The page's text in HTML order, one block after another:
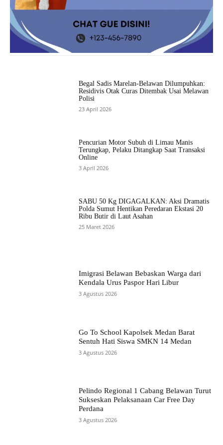
Begal Sadis Marelan-Belawan Dilumpuhkan:
Residivis Otak Curas Ditembak Usai Melawan
Polisi
23 April 2026
Pencurian Motor Subuh di Limau Manis
Terungkap, Pelaku Ditangkap Saat Transaksi
Online
3 April 2026
SABU 50 Kg DIGAGALKAN: Aksi Dramatis
Polda Sumut Hentikan Peredaran Ekstasi 20
Ribu Butir di Laut Asahan
25 Maret 2026
Imigrasi Belawan Bebaskan Warga dari
Kendala Urus Paspor Hari Libur
3 Agustus 2026
Go To School Kapolsek Medan Barat
Sentuh Hati Siswa SMKN 14 Medan
3 Agustus 2026
Pelindo Regional 1 Cabang Belawan Turut
Sukseskan Pelaksanaan Car Free Day
Perdana
3 Agustus 2026